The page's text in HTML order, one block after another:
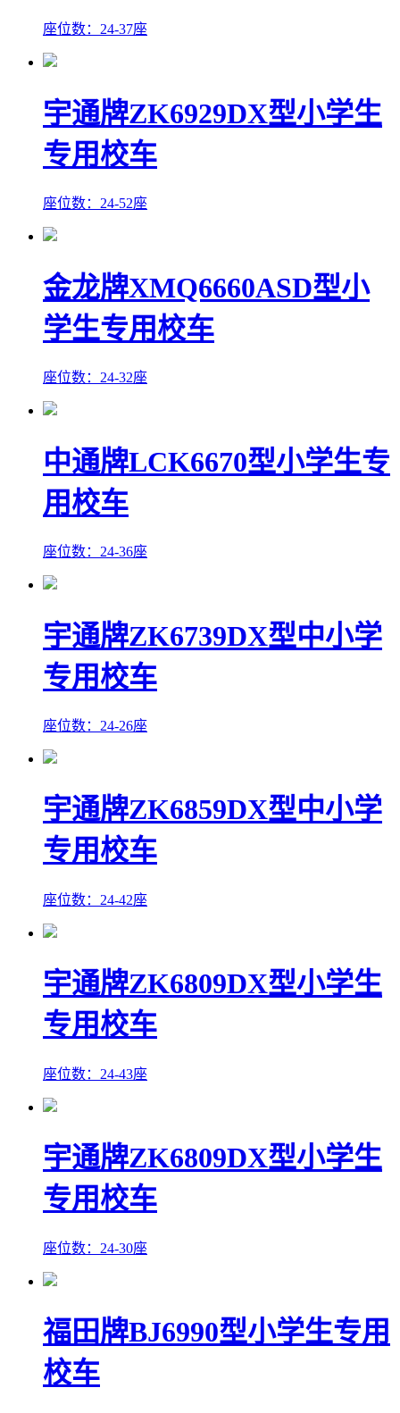
座位数：24-37座
宇通牌ZK6929DX型小学生
专用校车
座位数：24-52座
金龙牌XMQ6660ASD型小
学生专用校车
座位数：24-32座
中通牌LCK6670型小学生专
用校车
座位数：24-36座
宇通牌ZK6739DX型中小学
专用校车
座位数：24-26座
宇通牌ZK6859DX型中小学
专用校车
座位数：24-42座
宇通牌ZK6809DX型小学生
专用校车
座位数：24-43座
宇通牌ZK6809DX型小学生
专用校车
座位数：24-30座
福田牌BJ6990型小学生专用
校车